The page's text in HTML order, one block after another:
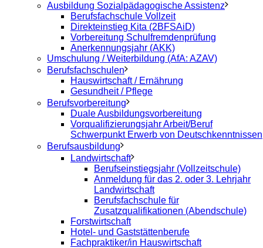
Ausbildung Sozialpädagogische Assistenz
Berufsfachschule Vollzeit
Direkteinstieg Kita (2BFSAiD)
Vorbereitung Schulfremdenprüfung
Anerkennungsjahr (AKK)
Umschulung / Weiterbildung (AfA: AZAV)
Berufsfachschulen
Hauswirtschaft / Ernährung
Gesundheit / Pflege
Berufsvorbereitung
Duale Ausbildungsvorbereitung
Vorqualifizierungsjahr Arbeit/Beruf
Schwerpunkt Erwerb von Deutschkenntnissen
Berufsausbildung
Landwirtschaft
Berufseinstiegsjahr (Vollzeitschule)
Anmeldung für das 2. oder 3. Lehrjahr
Landwirtschaft
Berufsfachschule für
Zusatzqualifikationen (Abendschule)
Forstwirtschaft
Hotel- und Gaststättenberufe
Fachpraktiker/in Hauswirtschaft